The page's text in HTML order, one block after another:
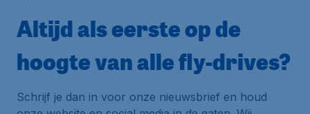
Altijd als eerste op de
hoogte van alle fly-drives?
Schrijf je dan in voor onze nieuwsbrief en houd